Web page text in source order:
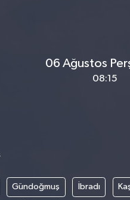
06 Ağustos
08:15
Gündoğmuş İbradı